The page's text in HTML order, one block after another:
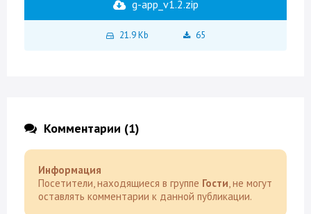
g-app_v1.2.zip
21.9 Kb 65
Комментарии (1)
Информация
Посетители, находящиеся в группе Гости, не могут
оставлять комментарии к данной публикации.